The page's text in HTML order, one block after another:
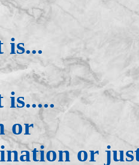
is...
is.....
or
or